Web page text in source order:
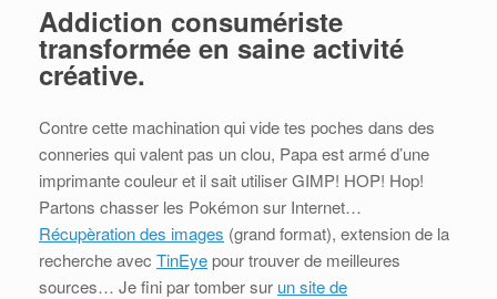
Addiction consumériste
transformée en saine activité
créative.
Contre cette machination qui vide tes poches dans des
conneries qui valent pas un clou, Papa est armé d’une
imprimante couleur et il sait utiliser GIMP! HOP! Hop!
Partons chasser les Pokémon sur Internet…
Récupèration des images (grand format), extension de la
recherche avec TinEyepour trouver de meilleures
sources… Je fini par tomber sur un site de